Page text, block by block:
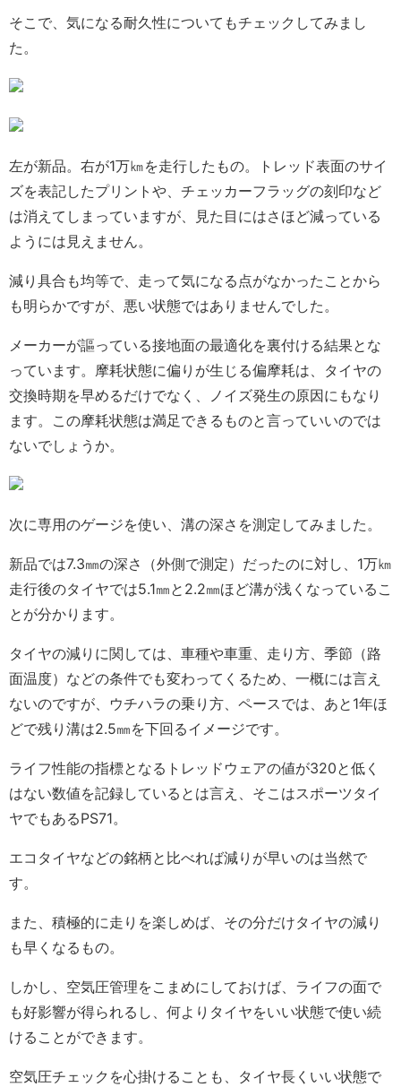
そこで、気になる耐久性についてもチェックしてみまし
た。
左が新品。右が1万㎞を走行したもの。トレッド表面のサイ
ズを表記したプリントや、チェッカーフラッグの刻印など
は消えてしまっていますが、見た目にはさほど減っている
ようには見えません。
減り具合も均等で、走って気になる点がなかったことから
も明らかですが、悪い状態ではありませんでした。
メーカーが謳っている接地面の最適化を裏付ける結果とな
っています。摩耗状態に偏りが生じる偏摩耗は、タイヤの
交換時期を早めるだけでなく、ノイズ発生の原因にもなり
ます。この摩耗状態は満足できるものと言っていいのでは
ないでしょうか。
次に専用のゲージを使い、溝の深さを測定してみました。
新品では7.3㎜の深さ（外側で測定）だったのに対し、1万㎞
走行後のタイヤでは5.1㎜と2.2㎜ほど溝が浅くなっているこ
とが分かります。
タイヤの減りに関しては、車種や車重、走り方、季節（路
面温度）などの条件でも変わってくるため、一概には言え
ないのですが、ウチハラの乗り方、ペースでは、あと1年ほ
どで残り溝は2.5㎜を下回るイメージです。
ライフ性能の指標となるトレッドウェアの値が320と低く
はない数値を記録しているとは言え、そこはスポーツタイ
ヤでもあるPS71。
エコタイヤなどの銘柄と比べれば減りが早いのは当然で
す。
また、積極的に走りを楽しめば、その分だけタイヤの減り
も早くなるもの。
しかし、空気圧管理をこまめにしておけば、ライフの面で
も好影響が得られるし、何よりタイヤをいい状態で使い続
けることができます。
空気圧チェックを心掛けることも、タイヤ長くいい状態で